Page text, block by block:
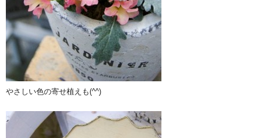
やさしい色の寄せ植えも(^^)